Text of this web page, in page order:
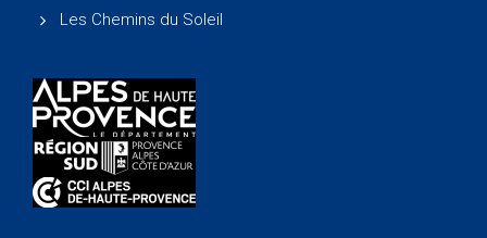
Les Chemins du Soleil